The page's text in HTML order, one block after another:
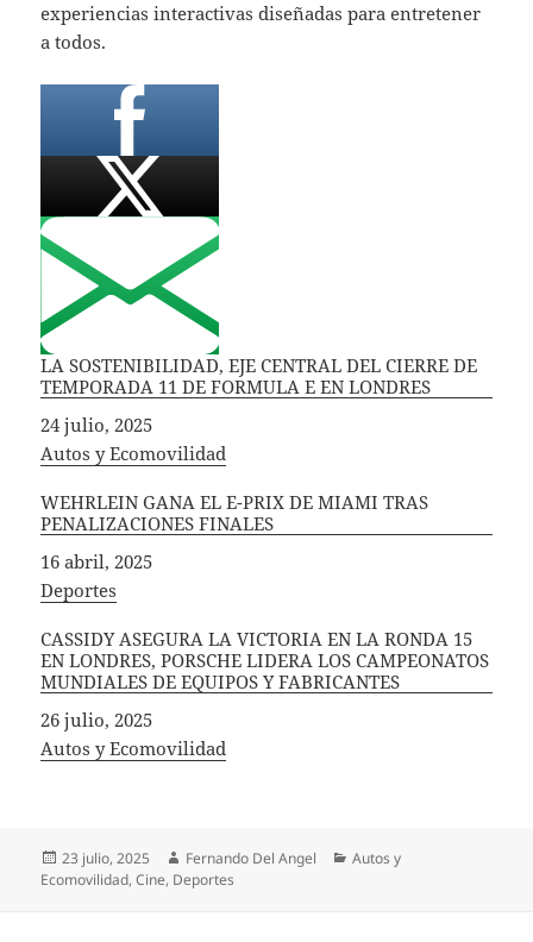
experiencias interactivas diseñadas para entretener
a todos.
LA SOSTENIBILIDAD, EJE CENTRAL DEL CIERRE DE
TEMPORADA 11 DE FORMULA E EN LONDRES
Fecha
24 julio, 2025
In relation to
Autos y Ecomovilidad
WEHRLEIN GANA EL E-PRIX DE MIAMI TRAS
PENALIZACIONES FINALES
Fecha
16 abril, 2025
In relation to
Deportes
CASSIDY ASEGURA LA VICTORIA EN LA RONDA 15
EN LONDRES, PORSCHE LIDERA LOS CAMPEONATOS
MUNDIALES DE EQUIPOS Y FABRICANTES
Fecha
26 julio, 2025
In relation to
Autos y Ecomovilidad
Publicado
el
23 julio, 2025 Autor
Fernando Del Angel Categorías
Autos y
Ecomovilidad,Cine, Deportes